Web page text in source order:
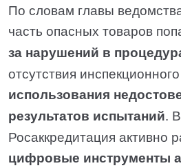
По словам главы
часть опасных товаров
за нарушений в
отсутствия
использования
результатов испытаний.
Росаккредитация активно
цифровые инструменты